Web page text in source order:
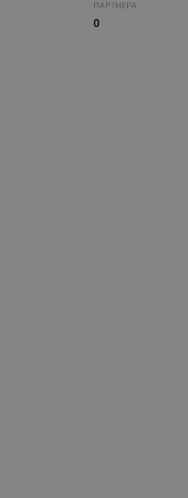
ПАРТНЕРА
0